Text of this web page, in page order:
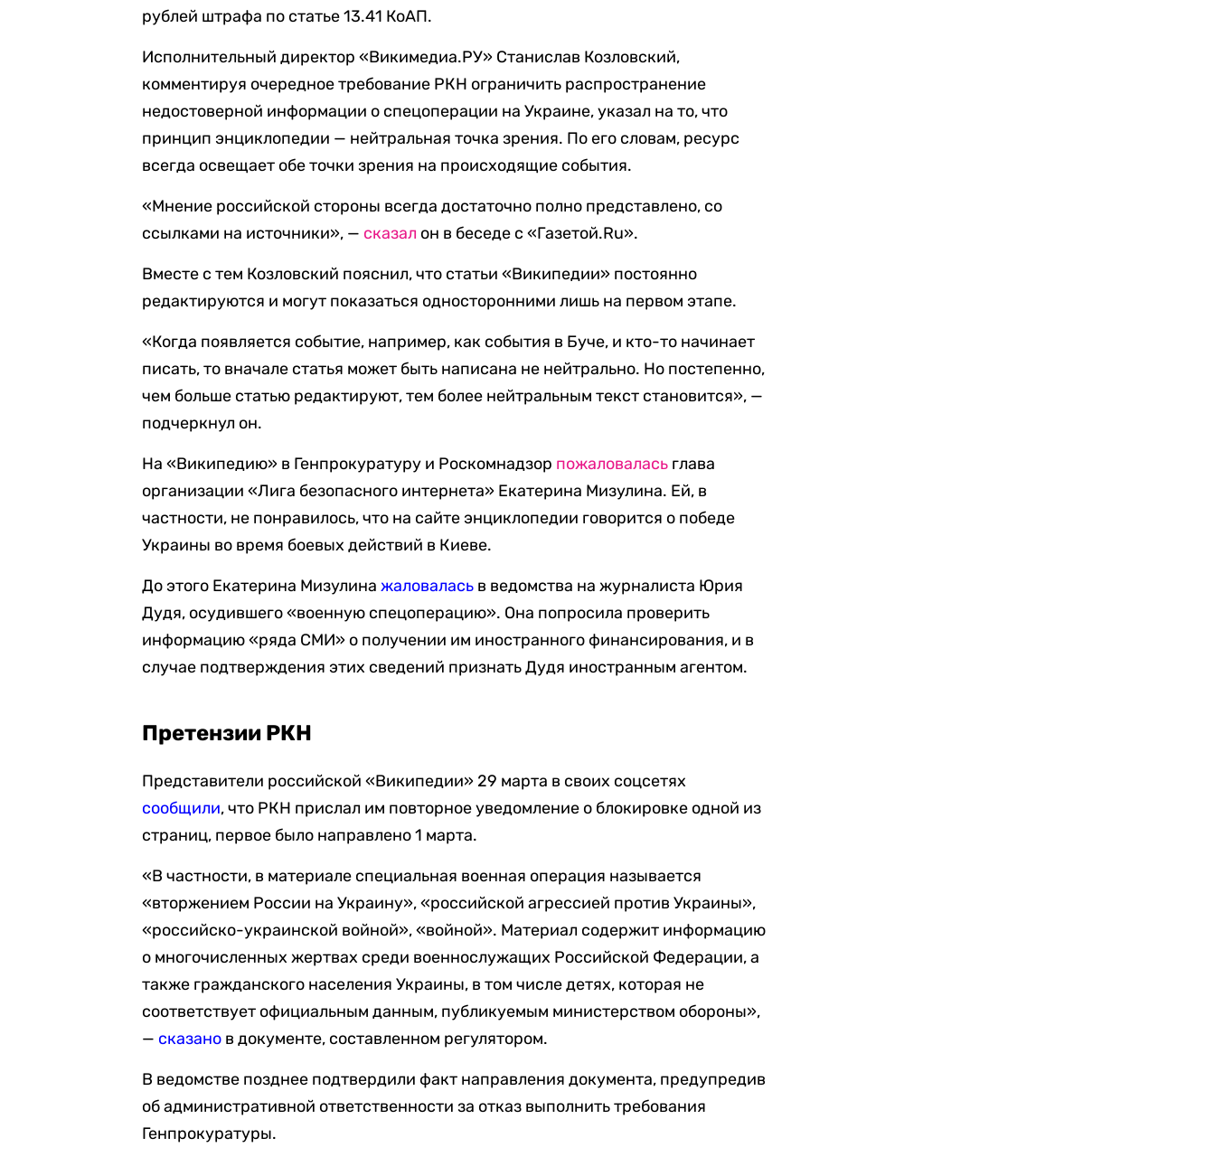
рублей штрафа по статье 13.41 КоАП.
Исполнительный директор «Викимедиа.РУ» Станислав Козловский,
комментируя очередное требование РКН ограничить распространение
недостоверной информации о спецоперации на Украине, указал на то, что
принцип энциклопедии — нейтральная точка зрения. По его словам, ресурс
всегда освещает обе точки зрения на происходящие события.
«Мнение российской стороны всегда достаточно полно представлено, со
ссылками на источники», — сказал он в беседе с «Газетой.Ru».
Вместе с тем Козловский пояснил, что статьи «Википедии» постоянно
редактируются и могут показаться односторонними лишь на первом этапе.
«Когда появляется событие, например, как события в Буче, и кто-то начинает
писать, то вначале статья может быть написана не нейтрально. Но постепенно,
чем больше статью редактируют, тем более нейтральным текст становится», —
подчеркнул он.
На «Википедию» в Генпрокуратуру и Роскомнадзор пожаловалась глава
организации «Лига безопасного интернета» Екатерина Мизулина. Ей, в
частности, не понравилось, что на сайте энциклопедии говорится о победе
Украины во время боевых действий в Киеве.
До этого Екатерина Мизулинажаловалась в ведомства на журналиста Юрия
Дудя, осудившего «военную спецоперацию». Она попросила проверить
информацию «ряда СМИ» о получении им иностранного финансирования, и в
случае подтверждения этих сведений признать Дудя иностранным агентом.
Претензии РКН
Представители российской «Википедии» 29 марта в своих соцсетях
сообщили, что РКН прислал им повторное уведомление о блокировке одной из
страниц, первое было направлено 1 марта.
«В частности, в материале специальная военная операция называется
«вторжением России на Украину», «российской агрессией против Украины»,
«российско-украинской войной», «войной». Материал содержит информацию
о многочисленных жертвах среди военнослужащих Российской Федерации, а
также гражданского населения Украины, в том числе детях, которая не
соответствует официальным данным, публикуемым министерством обороны»,
— сказано в документе, составленном регулятором.
В ведомстве позднее подтвердили факт направления документа, предупредив
об административной ответственности за отказ выполнить требования
Генпрокуратуры.